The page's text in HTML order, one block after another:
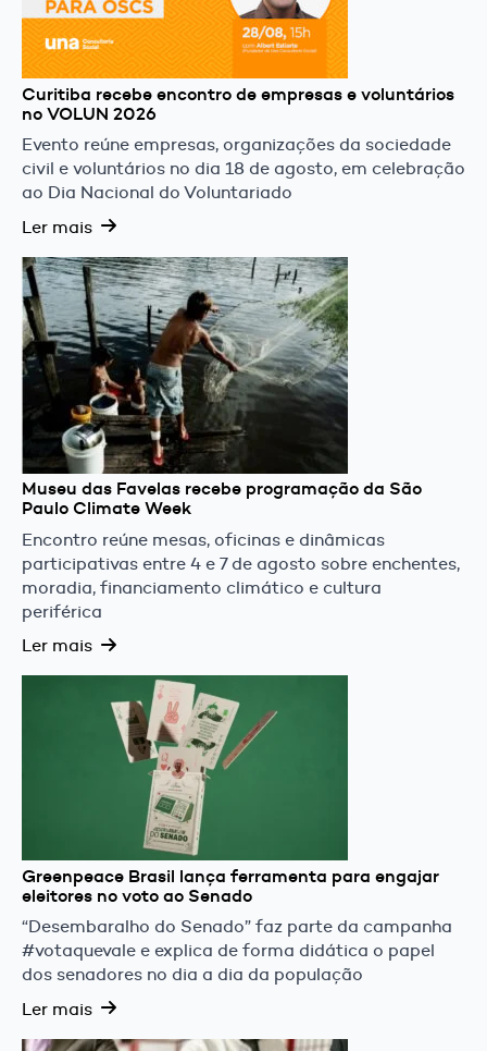
Curitiba recebe encontro de empresas e voluntários
no VOLUN 2026
Evento reúne empresas, organizações da sociedade
civil e voluntários no dia 18 de agosto, em celebração
ao Dia Nacional do Voluntariado
Ler mais
Museu das Favelas recebe programação da São
Paulo Climate Week
Encontro reúne mesas, oficinas e dinâmicas
participativas entre 4 e 7 de agosto sobre enchentes,
moradia, financiamento climático e cultura
periférica
Ler mais
Greenpeace Brasil lança ferramenta para engajar
eleitores no voto ao Senado
“Desembaralho do Senado” faz parte da campanha
#votaquevale e explica de forma didática o papel
dos senadores no dia a dia da população
Ler mais